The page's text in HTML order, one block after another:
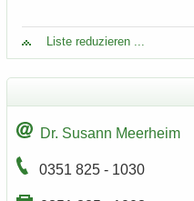
Liste re­du­zie­ren ...
Dr. Su­sann Meer­heim
0351 825 - 1030